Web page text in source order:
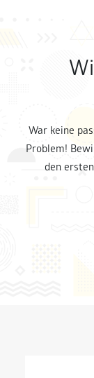
War keine
Problem!
den